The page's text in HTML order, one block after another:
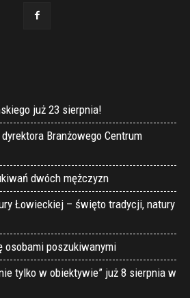
już 23 sierpnia!
Branżowego Centrum
dwóch mężczyzn
Łowieckiej – święto tradycji, natury
osobami poszukiwanymi
tylko w obiektywie” już 8 sierpnia w